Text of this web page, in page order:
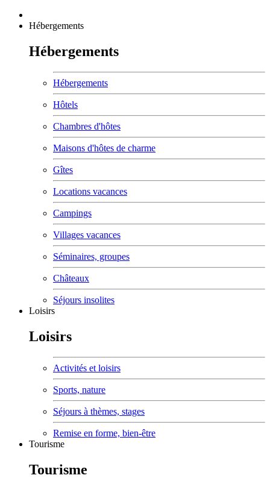
Hébergements
Hébergements
Hébergements
Hôtels
Chambres d'hôtes
Maisons d'hôtes de charme
Gîtes
Locations vacances
Campings
Villages vacances
Séminaires, groupes
Châteaux
Séjours insolites
Loisirs
Loisirs
Activités et loisirs
Sports, nature
Séjours à thèmes, stages
Remise en forme, bien-être
Tourisme
Tourisme